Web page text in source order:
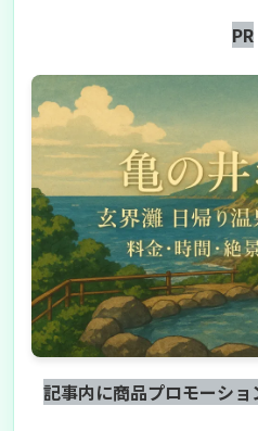
PR
記事内に商品プロモーシ